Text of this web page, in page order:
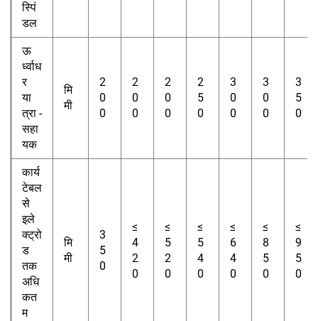
स्पिं
डल
ऊ
र्ध्वाध
र
या
त्रा -
सहा
यक
मि
मी
2
0
0
2
0
0
2
0
0
2
5
0
3
0
0
3
0
0
3
5
0
कार्य
टेबल
से
इले
क्ट्रो
ड
तक
अधि
कत
म
मि
मी
3
5
0
≤
4
2
0
≤
5
2
0
≤
5
4
0
≤
6
4
0
≤
8
5
0
≤
9
5
0